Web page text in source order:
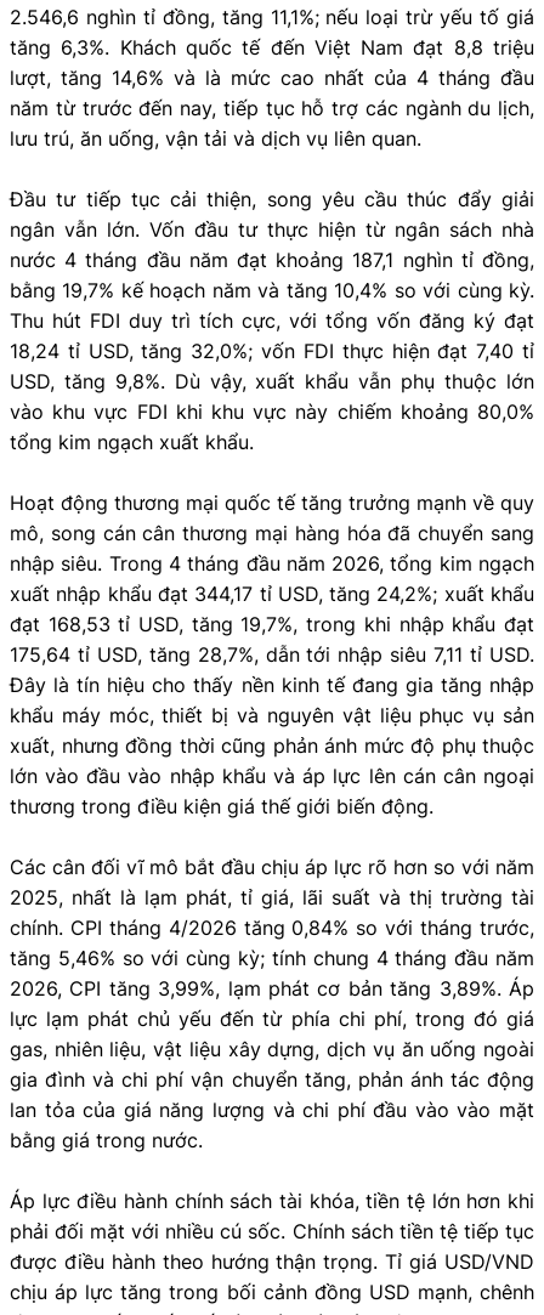
2.546,6 nghìn tỉ đồng, tăng 11,1%; nếu loại trừ yếu tố giá
tăng 6,3%. Khách quốc tế đến Việt Nam đạt 8,8 triệu
lượt, tăng 14,6% và là mức cao nhất của 4 tháng đầu
năm từ trước đến nay, tiếp tục hỗ trợ các ngành du lịch,
lưu trú, ăn uống, vận tải và dịch vụ liên quan.
Đầu tư tiếp tục cải thiện, song yêu cầu thúc đẩy giải
ngân vẫn lớn. Vốn đầu tư thực hiện từ ngân sách nhà
nước 4 tháng đầu năm đạt khoảng 187,1 nghìn tỉ đồng,
bằng 19,7% kế hoạch năm và tăng 10,4% so với cùng kỳ.
Thu hút FDI duy trì tích cực, với tổng vốn đăng ký đạt
18,24 tỉ USD, tăng 32,0%; vốn FDI thực hiện đạt 7,40 tỉ
USD, tăng 9,8%. Dù vậy, xuất khẩu vẫn phụ thuộc lớn
vào khu vực FDI khi khu vực này chiếm khoảng 80,0%
tổng kim ngạch xuất khẩu.
Hoạt động thương mại quốc tế tăng trưởng mạnh về quy
mô, song cán cân thương mại hàng hóa đã chuyển sang
nhập siêu. Trong 4 tháng đầu năm 2026, tổng kim ngạch
xuất nhập khẩu đạt 344,17 tỉ USD, tăng 24,2%; xuất khẩu
đạt 168,53 tỉ USD, tăng 19,7%, trong khi nhập khẩu đạt
175,64 tỉ USD, tăng 28,7%, dẫn tới nhập siêu 7,11 tỉ USD.
Đây là tín hiệu cho thấy nền kinh tế đang gia tăng nhập
khẩu máy móc, thiết bị và nguyên vật liệu phục vụ sản
xuất, nhưng đồng thời cũng phản ánh mức độ phụ thuộc
lớn vào đầu vào nhập khẩu và áp lực lên cán cân ngoại
thương trong điều kiện giá thế giới biến động.
Các cân đối vĩ mô bắt đầu chịu áp lực rõ hơn so với năm
2025, nhất là lạm phát, tỉ giá, lãi suất và thị trường tài
chính. CPI tháng 4/2026 tăng 0,84% so với tháng trước,
tăng 5,46% so với cùng kỳ; tính chung 4 tháng đầu năm
2026, CPI tăng 3,99%, lạm phát cơ bản tăng 3,89%. Áp
lực lạm phát chủ yếu đến từ phía chi phí, trong đó giá
gas, nhiên liệu, vật liệu xây dựng, dịch vụ ăn uống ngoài
gia đình và chi phí vận chuyển tăng, phản ánh tác động
lan tỏa của giá năng lượng và chi phí đầu vào vào mặt
bằng giá trong nước.
Áp lực điều hành chính sách tài khóa, tiền tệ lớn hơn khi
phải đối mặt với nhiều cú sốc. Chính sách tiền tệ tiếp tục
được điều hành theo hướng thận trọng. Tỉ giá USD/VND
chịu áp lực tăng trong bối cảnh đồng USD mạnh, chênh